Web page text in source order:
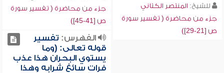
للشيخ: المنتصر الكتاني
جزء من محاضرة ( تفسير سورة
ص [21-29])
جزء من محاضرة ( تفسير سورة
ص [41-45])
الفهرس: تفسير
قوله تعالى: (وما
يستوي البحران هذا عذب
فرات سائغ شرابه وهذا